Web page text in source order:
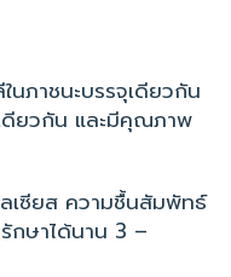
นภาชนะบรรจุเดียวกัน
ยวกัน และมีคุณภาพ
เซียส ความชื้นสัมพัทธ์
กษาได้นาน 3 –